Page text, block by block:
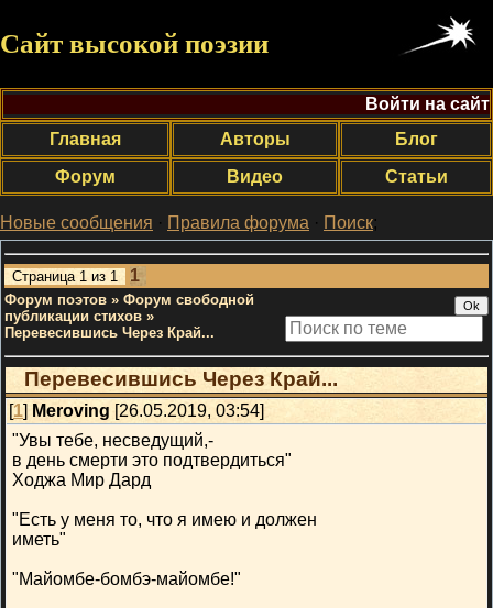
Сайт высокой поэзии
Войти на сайт
Главная
Авторы
Блог
Форум
Видео Статьи
Новые сообщения · Правила форума · Поиск;
Страница 1 из 1 1
Форум поэтов » Форум свободной
публикации стихов »
Перевесившись Через Край...
Перевесившись Через Край...
[1] Meroving [26.05.2019, 03:54]
"Увы тебе, несведущий,-
в день смерти это подтвердиться"
Ходжа Мир Дард
"Есть у меня то, что я имею и должен
иметь"
"Майомбе-бомбэ-майомбе!"